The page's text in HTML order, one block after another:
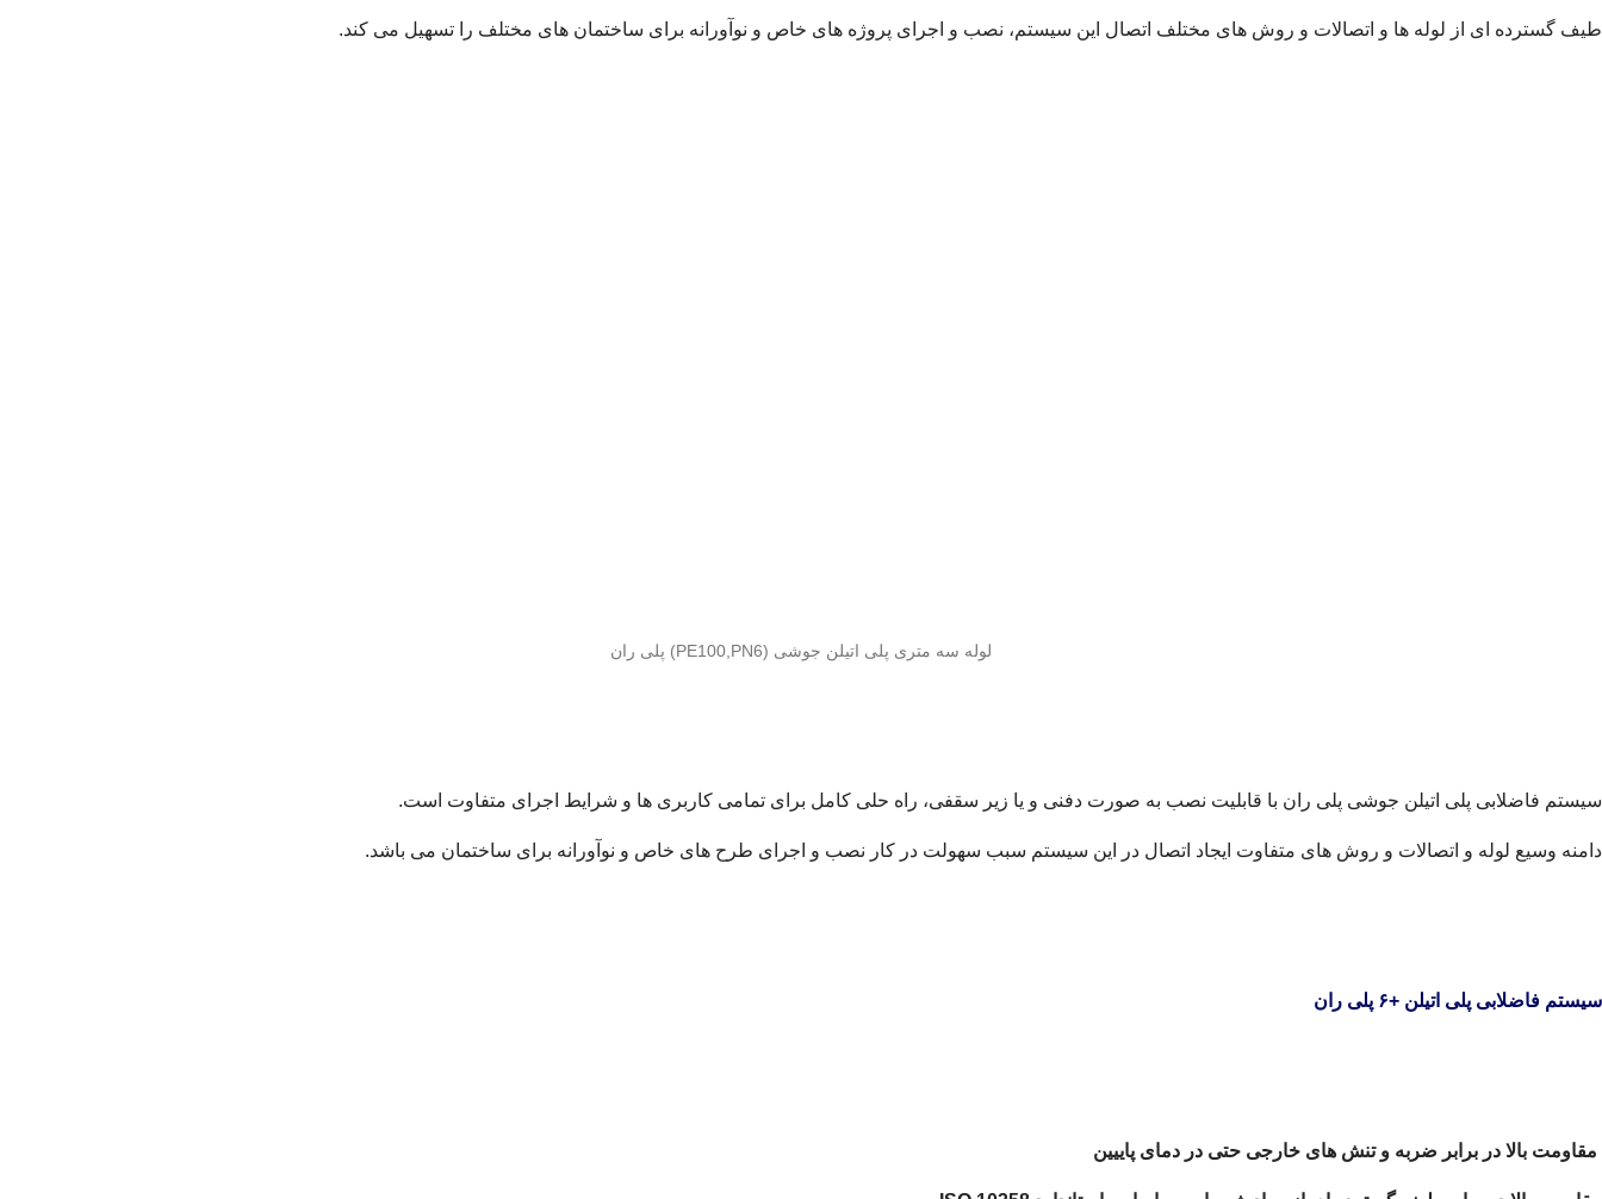
طیف گسترده ای از لوله ها و اتصالات و روش های مختلف اتصال این سیستم، نصب و اجرای پروژه های خاص و نوآورانه برای ساختمان های مختلف را تسهیل می کند.
لوله سه متری پلی اتیلن جوشی (PE100,PN6) پلی ران
سیستم فاضلابی پلی اتیلن جوشی پلی ران با قابلیت نصب به صورت دفنی و یا زیر سقفی، راه حلی کامل برای تمامی کاربری ها و شرایط اجرای متفاوت است.
دامنه وسیع لوله و اتصالات و روش های متفاوت ایجاد اتصال در این سیستم سبب سهولت در کار نصب و اجرای طرح های خاص و نوآورانه برای ساختمان می باشد.
سیستم فاضلابی پلی اتیلن +۶ پلی ران
مقاومت بالا در برابر ضربه و تنش های خارجی حتی در دمای پاییین